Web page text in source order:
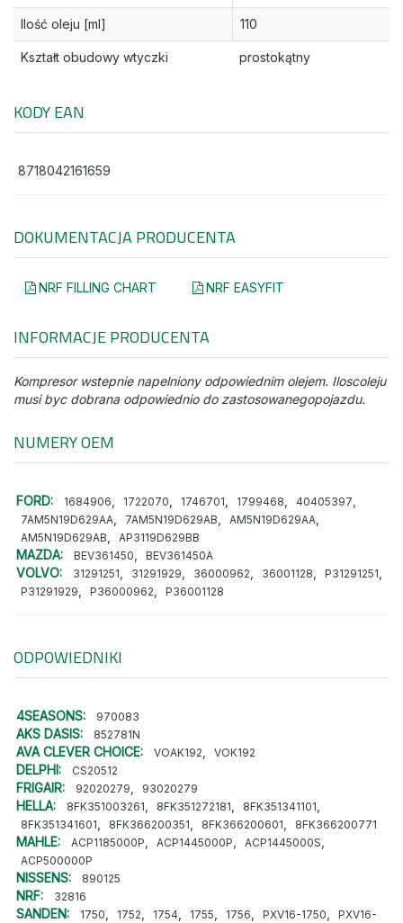
Ilość oleju [ml] 110
Kształt obudowy wtyczki prostokątny
KODY EAN
8718042161659
DOKUMENTACJA PRODUCENTA
NRF FILLING CHART NRF EASYFIT
INFORMACJE PRODUCENTA
Kompresor wstepnie napelniony odpowiednim olejem. Iloscoleju
musi byc dobrana odpowiednio do zastosowanegopojazdu.
NUMERY OEM
FORD: 1684906 1722070 1746701 1799468 40405397
7AM5N19D629AA 7AM5N19D629AB AM5N19D629AA
AM5N19D629AB AP3119D629BB
MAZDA: BEV361450 BEV361450A
VOLVO: 31291251 31291929 36000962 36001128 P31291251
P31291929 P36000962 P36001128
ODPOWIEDNIKI
4SEASONS: 970083
AKS DASIS: 852781N
AVA CLEVER CHOICE: VOAK192 VOK192
DELPHI: CS20512
FRIGAIR: 92020279 93020279
HELLA: 8FK351003261 8FK351272181 8FK351341101
8FK351341601 8FK366200351 8FK366200601 8FK366200771
MAHLE: ACP1185000P ACP1445000P ACP1445000S
ACP500000P
NISSENS: 890125
NRF: 32816
SANDEN: 1750 1752 1754 1755 1756 PXV16-1750
PXV16-